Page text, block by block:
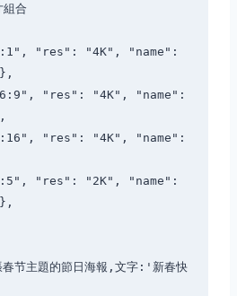
合
节主題的節日海報,文字:'新春快